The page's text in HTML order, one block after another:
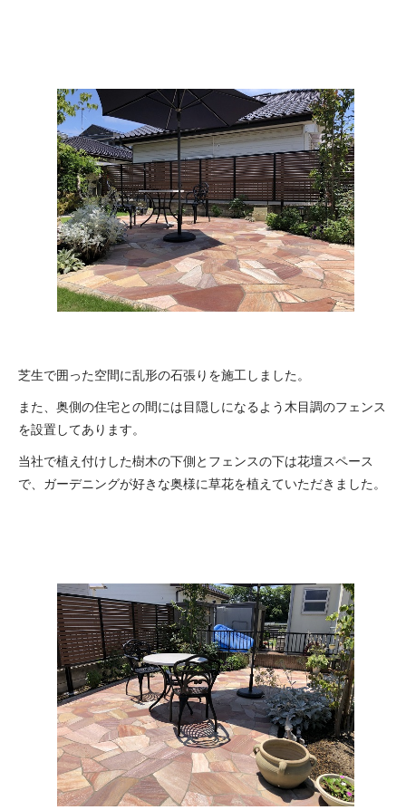
芝生で囲った空間に乱形の石張りを施工しました。
また、奥側の住宅との間には目隠しになるよう木目調のフェンス
を設置してあります。
当社で植え付けした樹木の下側とフェンスの下は花壇スペース
で、ガーデニングが好きな奥様に草花を植えていただきました。